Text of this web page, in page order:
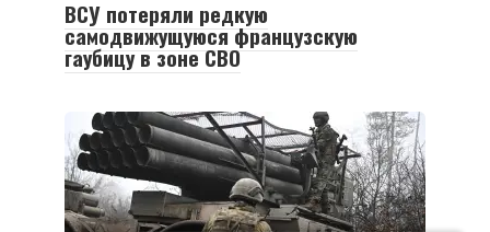
ВСУ потеряли редкую
самодвижущуюся французскую
гаубицу в зоне СВО